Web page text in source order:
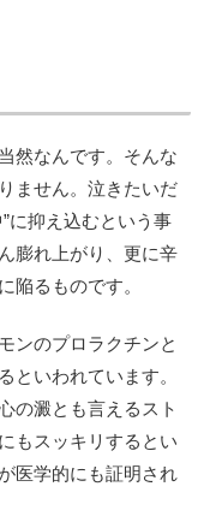
然なんです。そんな
ません。泣きたいだ
に抑え込むという事
膨れ上がり、更に辛
陥るものです。
ンのプロラクチンと
といわれています。
の澱とも言えるスト
もスッキリするとい
医学的にも証明され